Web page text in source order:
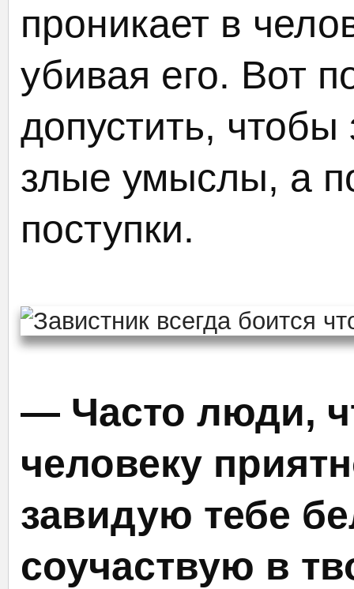
проникает в
убивая его. Вот
допустить,
злые умыслы, а
поступки.
— Часто люди,
человеку
завидую тебе
соучаствую в